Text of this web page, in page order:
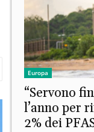
Europa
“Servono
l’anno per
2% dei